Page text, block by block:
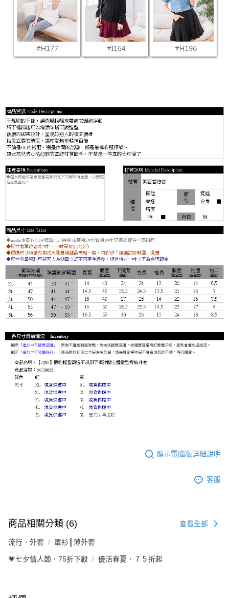
顯示電腦版詳細說明
客服
商品相關分類 (6) 查看全部
流行．外套 罩衫║薄外套
💗七夕情人節．75折下殺 優活春夏．７５折起